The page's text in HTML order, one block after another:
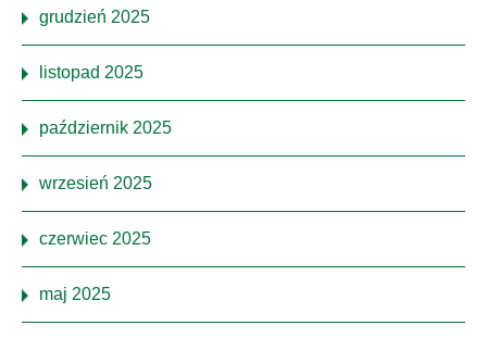
grudzień 2025
listopad 2025
październik 2025
wrzesień 2025
czerwiec 2025
maj 2025